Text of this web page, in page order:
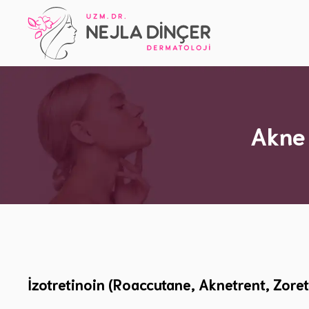
İzotretinoin (Roaccutane, Aknetrent,